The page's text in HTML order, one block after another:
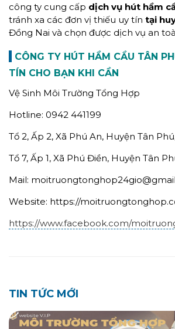
công ty cung cấp dịch vụ hút hầm
tránh xa các đơn vị thiếu uy tín tại
Đồng Nai và chọn được dịch vụ an
CÔNG TY HÚT HẦM CẦU TÂN
TÍN CHO BẠN KHI CẦN
Vệ Sinh Môi Trường Tổng Hợp
Hotline: 0942 441199
Tổ 2, Ấp 2, Xã Phú An, Huyện Tân
Tổ 7, Ấp 1, Xã Phú Điền, Huyện Tân
Mail:
Website: https://
https://www.facebook.com/
TIN TỨC MỚI